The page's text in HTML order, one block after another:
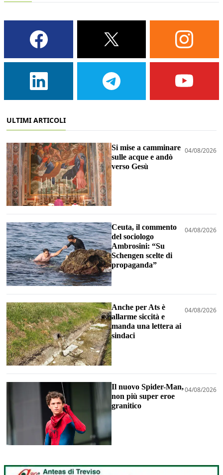
ULTIMI ARTICOLI
Si mise a camminare
sulle acque e andò
verso Gesù
04/08/2026
Ceuta, il commento
del sociologo
Ambrosini: “Su
Schengen scelte di
propaganda”
04/08/2026
Anche per Ats è
allarme siccità e
manda una lettera ai
sindaci
04/08/2026
Il nuovo Spider-Man,
non più super eroe
granitico
04/08/2026